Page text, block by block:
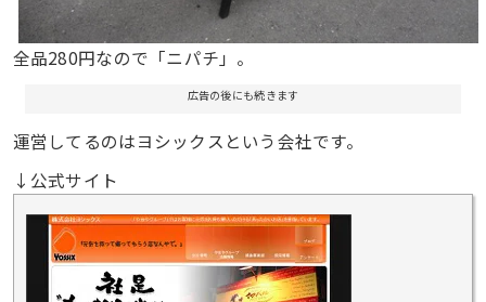
全品280円なので「ニパチ」。
広告の後にも続きます
運営してるのはヨシックスという会社です。
↓公式サイト